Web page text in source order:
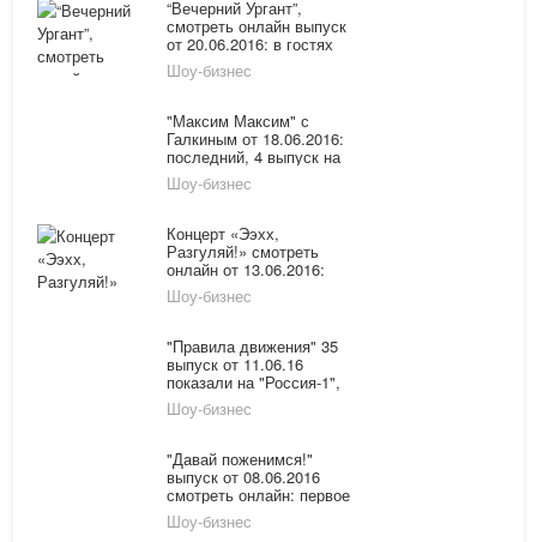
“Вечерний Ургант”,
смотреть онлайн выпуск
от 20.06.2016: в гостях
Николай Цискаридзе
Шоу-бизнес
"Максим Максим" с
Галкиным от 18.06.2016:
последний, 4 выпуск на
Первом смотреть онлайн
Шоу-бизнес
Концерт «Ээхх,
Разгуляй!» смотреть
онлайн от 13.06.2016:
лучшие хиты Радио
«Шансон» на Первом
Шоу-бизнес
"Правила движения" 35
выпуск от 11.06.16
показали на "Россия-1",
смотреть онлайн
Шоу-бизнес
"Давай поженимся!"
выпуск от 08.06.2016
смотреть онлайн: первое
свидение всегда с мамой
Шоу-бизнес